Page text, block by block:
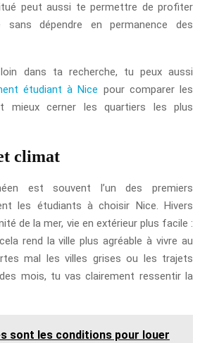
peut aussi te permettre de profiter
dépendre en permanence des
dans ta recherche, tu peux aussi
étudiant à Nice pour comparer les
mieux cerner les quartiers les plus
climat
est souvent l’un des premiers
les étudiants à choisir Nice. Hivers
de la mer, vie en extérieur plus facile :
rend la ville plus agréable à vivre au
mal les villes grises ou les trajets
mois, tu vas clairement ressentir la
sont les conditions pour louer